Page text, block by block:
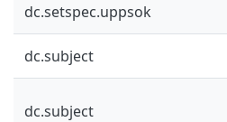
dc.setspec.uppsok
dc.subject
dc.subject